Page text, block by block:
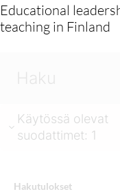
Educational
teaching in Finland
Käytössä olevat
suodattimet: 1
Hakutulokset